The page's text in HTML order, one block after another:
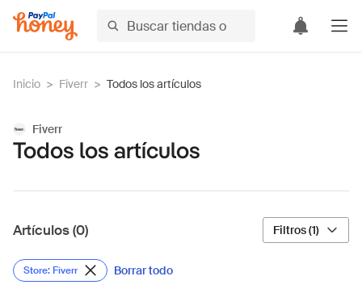
Inicio > Fiverr > Todos los artículos
Fiverr
Todos los artículos
Artículos (0) Filtros (1)
Store: Fiverr Borrar todo